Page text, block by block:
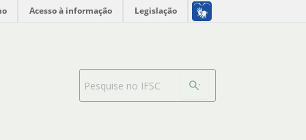
Acesso à informação Legislação
Search Bar